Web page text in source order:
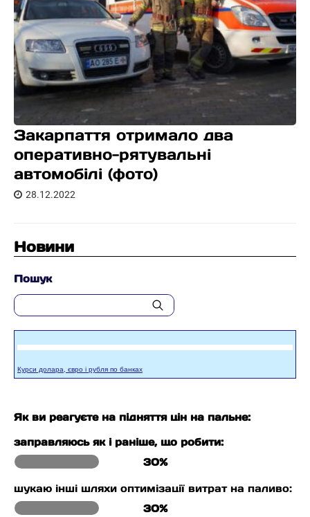
Закарпаття отримало два
оперативно-рятувальні
автомобілі (фото)
28.12.2022
Новини
Пошук
Курси долара, євро і рубля по банках
Як ви реагуєте на підняття цін на пальне:
заправляюсь як і раніше, що робити:
30%
шукаю інші шляхи оптимізації витрат на паливо:
30%